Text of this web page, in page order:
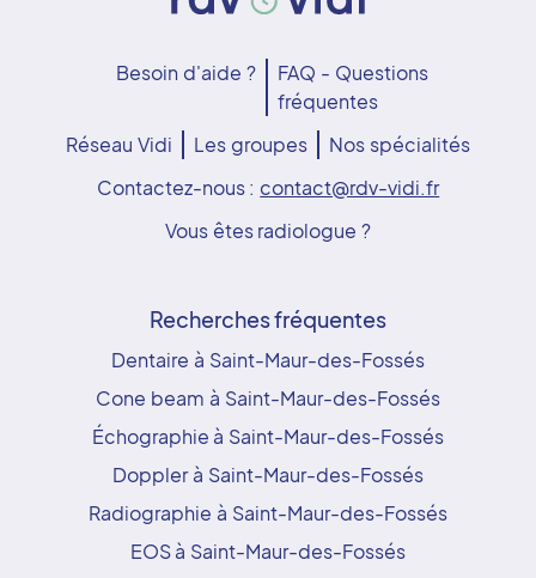
Besoin d'aide ?
FAQ - Questions
fréquentes
Réseau Vidi
Les groupes
Nos spécialités
Contactez-nous : contact@rdv-vidi.fr
Vous êtes radiologue ?
Recherches fréquentes
Dentaire à Saint-Maur-des-Fossés
Cone beam à Saint-Maur-des-Fossés
Échographie à Saint-Maur-des-Fossés
Doppler à Saint-Maur-des-Fossés
Radiographie à Saint-Maur-des-Fossés
EOS à Saint-Maur-des-Fossés